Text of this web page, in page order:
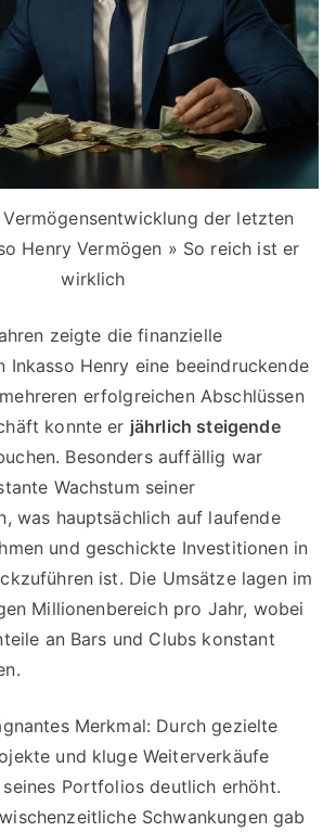
Vermögensentwicklung der letzten
Henry Vermögen » So reich ist er
wirklich
zeigte die finanzielle
Inkasso Henry eine beeindruckende
erfolgreichen Abschlüssen
konnte er jährlich steigende
Besonders auffällig war
Wachstum seiner
was hauptsächlich auf laufende
und geschickte Investitionen in
ist. Die Umsätze lagen im
Millionenbereich pro Jahr, wobei
an Bars und Clubs konstant
Merkmal: Durch gezielte
und kluge Weiterverkäufe
Portfolios deutlich erhöht.
Schwankungen gab